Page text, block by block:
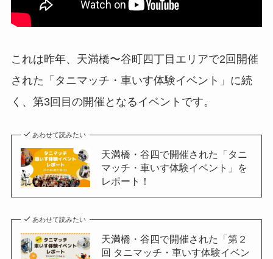
これは昨年、天満橋〜谷町四丁目エリアで2回開催
された「タニマッチ・車いす体験イベント」に続
く、第3回目の開催となるイベントです。
あわせて読みたい
天満橋・谷四で開催された「タニ
マッチ・車いす体験イベント」を
レポート！
あわせて読みたい
天満橋・谷四で開催された「第２
回 タニマッチ・車いす体験イベン